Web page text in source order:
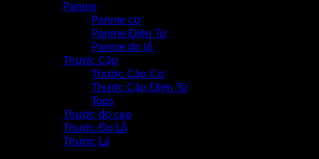
Panme
Panme cơ
Panme Điện Tử
Panme đo lỗ
Thước Cặp
Thước Cặp Cơ
Thước Cặp Điện Tử
Tops
Thước đo cao
Thước Đo Lỗ
Thước Lá